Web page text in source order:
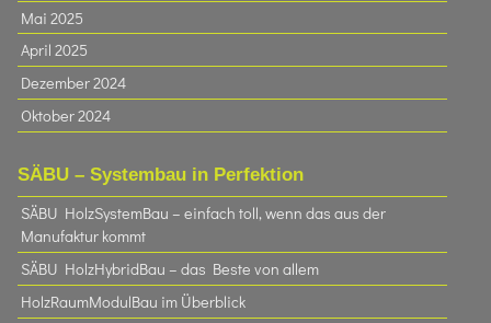
Mai 2025
April 2025
Dezember 2024
Oktober 2024
SÄBU – Systembau in Perfektion
SÄBU HolzSystemBau – einfach toll, wenn das aus der
Manufaktur kommt
SÄBU HolzHybridBau – das Beste von allem
HolzRaumModulBau im Überblick